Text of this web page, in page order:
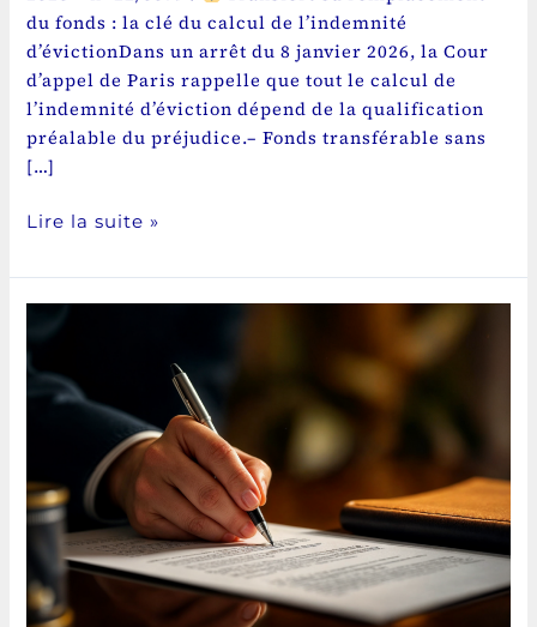
du fonds : la clé du calcul de l’indemnité
d’évictionDans un arrêt du 8 janvier 2026, la Cour
d’appel de Paris rappelle que tout le calcul de
l’indemnité d’éviction dépend de la qualification
préalable du préjudice.– Fonds transférable sans
[…]
Lire la suite »
Bail
et
répétition
charges